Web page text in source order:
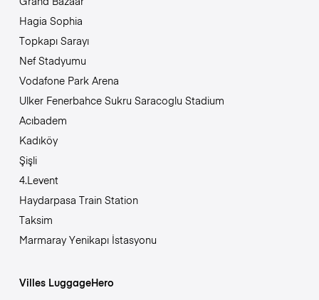
Hagia Sophia
Topkapı Sarayı
Nef Stadyumu
Vodafone Park Arena
Ulker Fenerbahce Sukru Saracoglu Stadium
Acıbadem
Kadıköy
Şişli
4.Levent
Haydarpasa Train Station
Taksim
Marmaray Yenikapı İstasyonu
Villes LuggageHero